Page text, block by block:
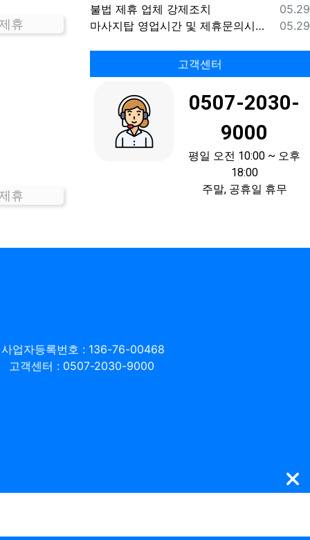
휴
휴
등록
05.29
불법 제휴 업체 강제조치
등록
05.29
마사지탑 영업시간 및 제휴문의시간 안내
고객센터
0507-2030-
9000
평일 오전 10:00 ~ 오후
18:00
주말, 공휴일 휴무
사업자등록번호 : 136-76-00468
고객센터 : 0507-2030-9000